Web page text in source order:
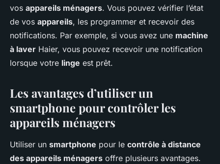
vos appareils ménagers. Vous pouvez vérifier l’état
de vos appareils, les programmer et recevoir des
notifications. Par exemple, si vous avez une machine
à laver Haier, vous pouvez recevoir une notification
lorsque votre linge est prêt.
Les avantages d’utiliser un
smartphone pour contrôler les
appareils ménagers
Utiliser un smartphone pour le contrôle à distance
des appareils ménagers offre plusieurs avantages.